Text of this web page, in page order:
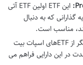
این ETF اولین ETF آتی
گذارانی که به دنبال
مناسب است.
یکی دیگر از ETFهای اسپات بیت
در این دارایی فراهم می